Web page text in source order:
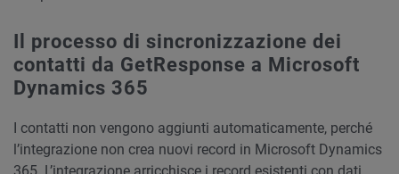
Il processo di sincronizzazione dei
contatti da GetResponse a Microsoft
Dynamics 365
I contatti non vengono aggiunti automaticamente, perché
l’integrazione non crea nuovi record in Microsoft Dynamics